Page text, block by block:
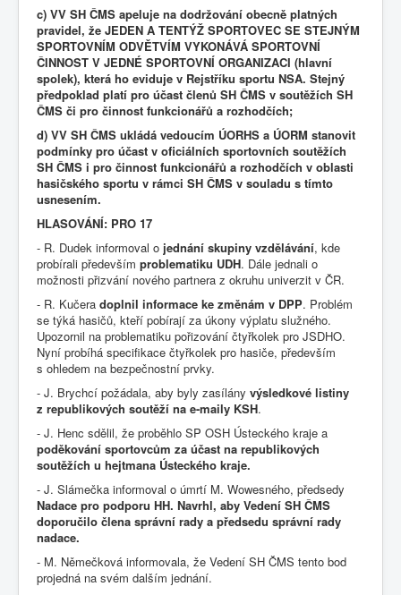
c) VV SH ČMS apeluje na dodržování obecně platných
pravidel, že JEDEN A TENTÝŽ SPORTOVEC SE STEJNÝM
SPORTOVNÍM ODVĚTVÍM VYKONÁVÁ SPORTOVNÍ
ČINNOST V JEDNÉ SPORTOVNÍ ORGANIZACI (hlavní
spolek), která ho eviduje v Rejstříku sportu NSA. Stejný
předpoklad platí pro účast členů SH ČMS v soutěžích SH
ČMS či pro činnost funkcionářů a rozhodčích;
d) VV SH ČMS ukládá vedoucím ÚORHS a ÚORM stanovit
podmínky pro účast v oficiálních sportovních soutěžích
SH ČMS i pro činnost funkcionářů a rozhodčích v oblasti
hasičského sportu v rámci SH ČMS v souladu s tímto
usnesením.
HLASOVÁNÍ: PRO 17
- R. Dudek informoval o jednání skupiny vzdělávání, kde
probírali především problematiku UDH. Dále jednali o
možnosti přizvání nového partnera z okruhu univerzit v ČR.
- R. Kučera doplnil informace ke změnám v DPP. Problém
se týká hasičů, kteří pobírají za úkony výplatu služného.
Upozornil na problematiku pořizování čtyřkolek pro JSDHO.
Nyní probíhá specifikace čtyřkolek pro hasiče, především
s ohledem na bezpečnostní prvky.
- J. Brychcí požádala, aby byly zasílány výsledkové listiny
z republikových soutěží na e-maily KSH.
- J. Henc sdělil, že proběhlo SP OSH Ústeckého kraje a
poděkování sportovcům za účast na republikových
soutěžích u hejtmana Ústeckého kraje.
- J. Slámečka informoval o úmrtí M. Wowesného, předsedy
Nadace pro podporu HH. Navrhl, aby Vedení SH ČMS
doporučilo člena správní rady a předsedu správní rady
nadace.
- M. Němečková informovala, že Vedení SH ČMS tento bod
projedná na svém dalším jednání.